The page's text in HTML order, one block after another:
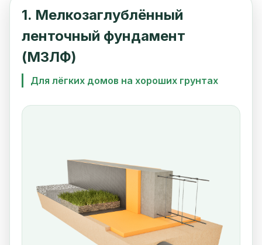
1. Мелкозаглублённый
ленточный фундамент
(МЗЛФ)
Для лёгких домов на хороших грунтах